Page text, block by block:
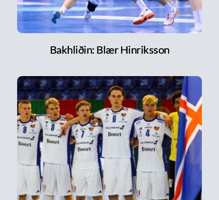
Bakhliðin: Blær Hinriksson